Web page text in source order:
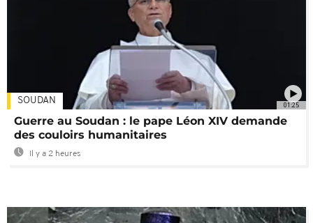
01:25
SOUDAN
Guerre au Soudan : le pape Léon XIV demande
des couloirs humanitaires
Il y a 2 heures